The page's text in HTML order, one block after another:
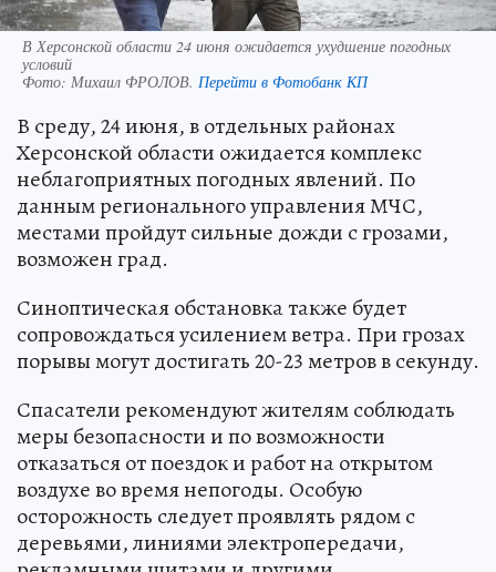
В Херсонской области 24 июня ожидается ухудшение погодных
условий
Фото: Михаил ФРОЛОВ. Перейти в Фотобанк КП
В среду, 24 июня, в отдельных районах
Херсонской области ожидается комплекс
неблагоприятных погодных явлений. По
данным регионального управления МЧС,
местами пройдут сильные дожди с грозами,
возможен град.
Синоптическая обстановка также будет
сопровождаться усилением ветра. При грозах
порывы могут достигать 20-23 метров в секунду.
Спасатели рекомендуют жителям соблюдать
меры безопасности и по возможности
отказаться от поездок и работ на открытом
воздухе во время непогоды. Особую
осторожность следует проявлять рядом с
деревьями, линиями электропередачи,